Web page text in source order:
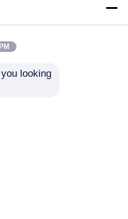
2200mm
looking